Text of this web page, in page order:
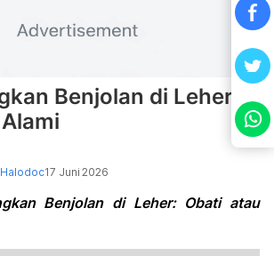
Benjolan di Leher:
17 Juni 2026
Benjolan di Leher: Obati atau